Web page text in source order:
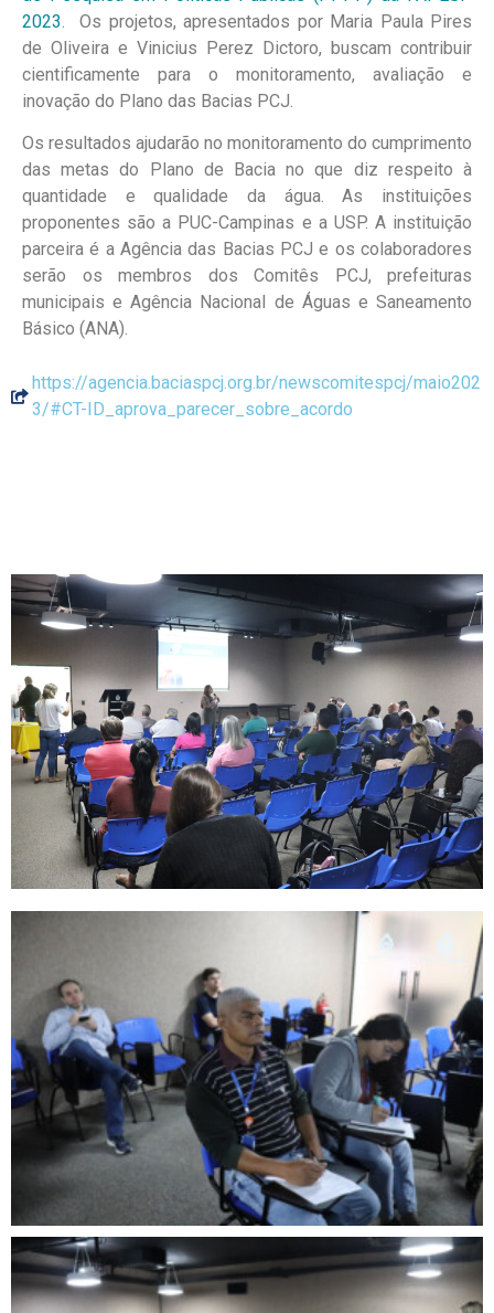
2023. Os projetos, apresentados por Maria Paula Pires
de Oliveira e Vinicius Perez Dictoro, buscam contribuir
cientificamente para o monitoramento, avaliação e
inovação do Plano das Bacias PCJ.
Os resultados ajudarão no monitoramento do cumprimento
das metas do Plano de Bacia no que diz respeito à
quantidade e qualidade da água. As instituições
proponentes são a PUC-Campinas e a USP. A instituição
parceira é a Agência das Bacias PCJ e os colaboradores
serão os membros dos Comitês PCJ, prefeituras
municipais e Agência Nacional de Águas e Saneamento
Básico (ANA).
https://agencia.baciaspcj.org.br/newscomitespcj/maio202
3/#CT-ID_aprova_parecer_sobre_acordo